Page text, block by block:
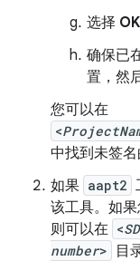
选择 OK
确保已
置，然
您可以在
<
中找到未签名
如果 aapt2
该工具。如
则可以在 <
number> 目